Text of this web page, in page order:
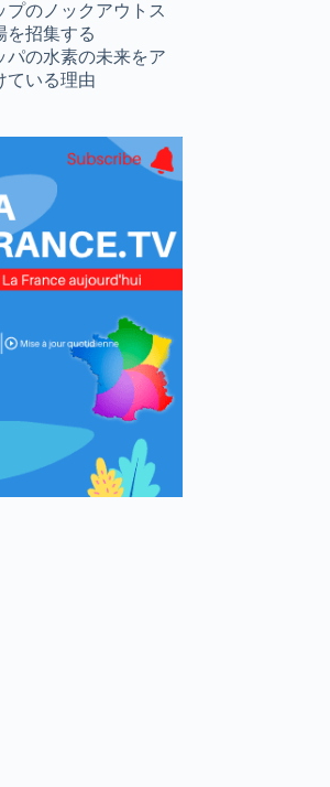
プのノックアウトス
を招集する
パの水素の未来をア
ている理由